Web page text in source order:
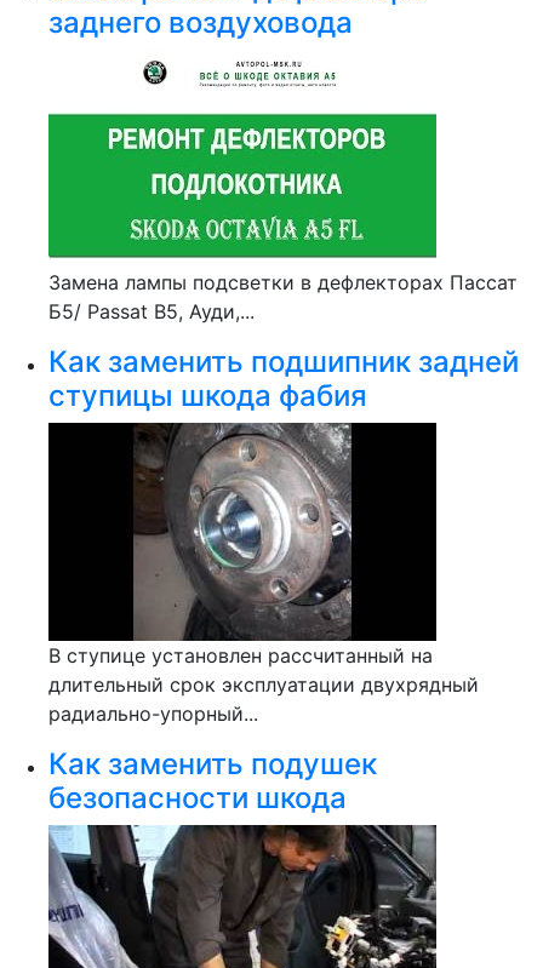
заднего воздуховода
Замена лампы подсветки в дефлекторах Пассат
Б5/ Passat B5, Ауди,...
Как заменить подшипник задней
ступицы шкода фабия
В ступице установлен рассчитанный на
длительный срок эксплуатации двухрядный
радиально-упорный...
Как заменить подушек
безопасности шкода